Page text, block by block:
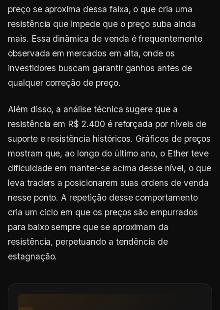
preço se aproxima dessa faixa, o que cria uma
resistência que impede que o preço suba ainda
mais. Essa dinâmica de venda é frequentemente
observada em mercados em alta, onde os
investidores buscam garantir ganhos antes de
qualquer correção de preço.
Além disso, a análise técnica sugere que a
resistência em R$ 2.400 é reforçada por níveis de
suporte e resistência históricos. Gráficos de preços
mostram que, ao longo do último ano, o Ether teve
dificuldade em manter-se acima desse nível, o que
leva traders a posicionarem suas ordens de venda
nesse ponto. A repetição desse comportamento
cria um ciclo em que os preços são empurrados
para baixo sempre que se aproximam da
resistência, perpetuando a tendência de
estagnação.